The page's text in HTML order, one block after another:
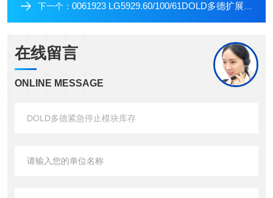
下一个： 0061923 LG5929.60/100/61DOLD多德扩展模块
在线留言
ONLINE MESSAGE